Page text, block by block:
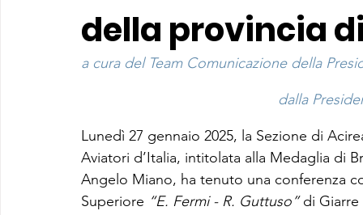
della provincia
a cura del Team Comunicazione della
dalla
Lunedì 27 gennaio 2025, la Sezione di
Aviatori d’Italia, intitolata alla Medaglia di
Angelo Miano, ha tenuto una conferenza
Superiore “E. Fermi - R. Guttuso” di Giarre